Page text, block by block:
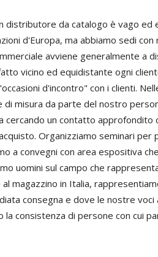
da catalogo è vago ed
d'Europa, ma abbiamo sedi con
avviene generalmente a
vicino ed equidistante ogni
d'incontro" con i clienti.
misura da parte del nostro
cercando un contatto approfondito
Organizziamo seminari per
a convegni con area espositiva
uomini sul campo che
magazzino in Italia,
consegna e dove le nostre voci
consistenza di persone con cui